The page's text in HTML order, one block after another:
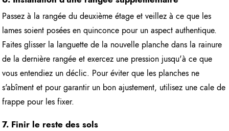
Passez à la rangée du deuxième étage et veillez à ce que les
lames soient posées en quinconce pour un aspect authentique.
Faites glisser la languette de la nouvelle planche dans la rainure
de la dernière rangée et exercez une pression jusqu'à ce que
vous entendiez un déclic. Pour éviter que les planches ne
s'abîment et pour garantir un bon ajustement, utilisez une cale de
frappe pour les fixer.
7. Finir le reste des sols